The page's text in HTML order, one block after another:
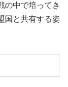
の中で培ってき
国と共有する姿